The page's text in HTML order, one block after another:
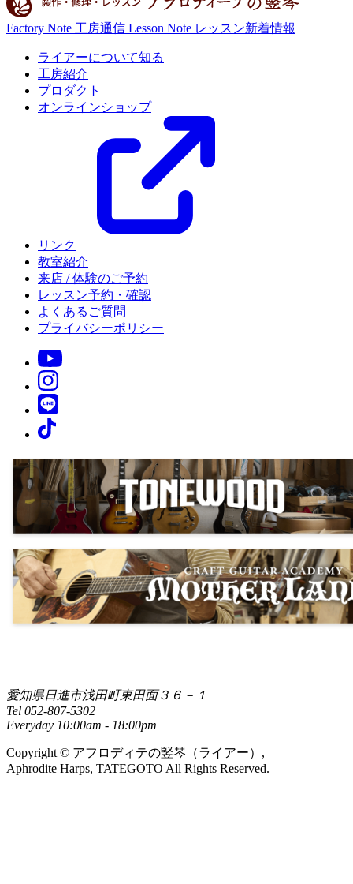
Factory Note 工房通信 Lesson Note レッスン新着情報
ライアーについて知る
工房紹介
プロダクト
オンラインショップ
リンク
教室紹介
来店 / 体験のご予約
レッスン予約・確認
よくあるご質問
プライバシーポリシー
愛知県日進市浅田町東田面３６－１
Tel 052-807-5302
Everyday 10:00am - 18:00pm
Copyright © アフロディテの竪琴（ライアー）,
Aphrodite Harps, TATEGOTO All Rights Reserved.